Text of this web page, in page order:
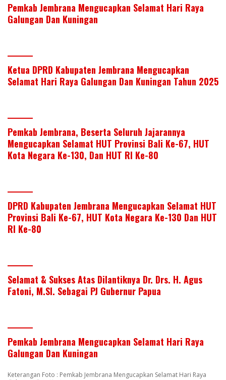
Pemkab Jembrana Mengucapkan Selamat Hari Raya
Galungan Dan Kuningan
Ketua DPRD Kabupaten Jembrana Mengucapkan
Selamat Hari Raya Galungan Dan Kuningan Tahun 2025
Pemkab Jembrana, Beserta Seluruh Jajarannya
Mengucapkan Selamat HUT Provinsi Bali Ke-67, HUT
Kota Negara Ke-130, Dan HUT RI Ke-80
DPRD Kabupaten Jembrana Mengucapkan Selamat HUT
Provinsi Bali Ke-67, HUT Kota Negara Ke-130 Dan HUT
RI Ke-80
Selamat & Sukses Atas Dilantiknya Dr. Drs. H. Agus
Fatoni, M.SI. Sebagai PJ Gubernur Papua
Pemkab Jembrana Mengucapkan Selamat Hari Raya
Galungan Dan Kuningan
Keterangan Foto : Pemkab Jembrana Mengucapkan Selamat Hari Raya